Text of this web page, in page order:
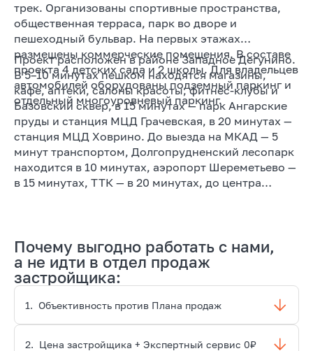
трек. Организованы спортивные пространства,
общественная терраса, парк во дворе и
пешеходный бульвар. На первых этажах
размещены коммерческие помещения. В составе
проекта 4 детских сада и 2 школы. Для владельцев
автомобилей оборудованы подземный паркинг и
отдельный многоуровневый паркинг.
Проект расположен в районе Западное Дегунино.
В 5–10 минутах пешком находятся магазины,
кафе, аптеки, салоны красоты, фитнес-клубы и
Базовский сквер, в 15 минутах — парк Ангарские
пруды и станция МЦД Грачевская, в 20 минутах —
станция МЦД Ховрино. До выезда на МКАД — 5
минут транспортом, Долгопрудненский лесопарк
находится в 10 минутах, аэропорт Шереметьево —
в 15 минутах, ТТК — в 20 минутах, до центра
Почему выгодно работать с нами,
а не идти в отдел продаж
застройщика:
1. Объективность против Плана продаж
2. Цена застройщика + Экспертный сервис 0₽